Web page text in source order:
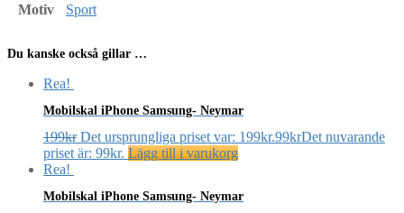
Motiv Sport
Du kanske också gillar …
Rea!
Mobilskal iPhone Samsung- Neymar
199kr Det ursprungliga priset var: 199kr.99krDet nuvarande
priset är: 99kr. Lägg till i varukorg
Rea!
Mobilskal iPhone Samsung- Neymar